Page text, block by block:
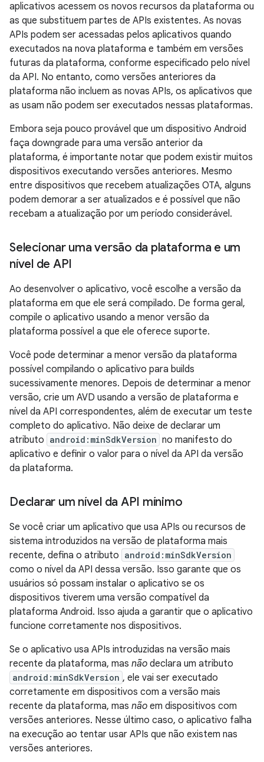
aplicativos acessem os novos recursos da plataforma ou
as que substituem partes de APIs existentes. As novas
APIs podem ser acessadas pelos aplicativos quando
executados na nova plataforma e também em versões
futuras da plataforma, conforme especificado pelo nível
da API. No entanto, como versões anteriores da
plataforma não incluem as novas APIs, os aplicativos que
as usam não podem ser executados nessas plataformas.
Embora seja pouco provável que um dispositivo Android
faça downgrade para uma versão anterior da
plataforma, é importante notar que podem existir muitos
dispositivos executando versões anteriores. Mesmo
entre dispositivos que recebem atualizações OTA, alguns
podem demorar a ser atualizados e é possível que não
recebam a atualização por um período considerável.
Selecionar uma versão da plataforma e um
nível de API
Ao desenvolver o aplicativo, você escolhe a versão da
plataforma em que ele será compilado. De forma geral,
compile o aplicativo usando a menor versão da
plataforma possível a que ele oferece suporte.
Você pode determinar a menor versão da plataforma
possível compilando o aplicativo para builds
sucessivamente menores. Depois de determinar a menor
versão, crie um AVD usando a versão de plataforma e
nível da API correspondentes, além de executar um teste
completo do aplicativo. Não deixe de declarar um
atributo android:minSdkVersion no manifesto do
aplicativo e definir o valor para o nível da API da versão
da plataforma.
Declarar um nível da API mínimo
Se você criar um aplicativo que usa APIs ou recursos de
sistema introduzidos na versão de plataforma mais
recente, defina o atributo android:minSdkVersion
como o nível da API dessa versão. Isso garante que os
usuários só possam instalar o aplicativo se os
dispositivos tiverem uma versão compatível da
plataforma Android. Isso ajuda a garantir que o aplicativo
funcione corretamente nos dispositivos.
Se o aplicativo usa APIs introduzidas na versão mais
recente da plataforma, mas não declara um atributo
android:minSdkVersion , ele vai ser executado
corretamente em dispositivos com a versão mais
recente da plataforma, mas não em dispositivos com
versões anteriores. Nesse último caso, o aplicativo falha
na execução ao tentar usar APIs que não existem nas
versões anteriores.